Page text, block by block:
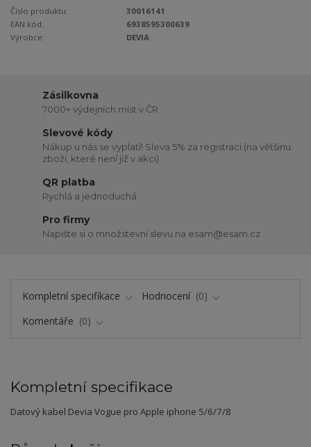
Číslo produktu:
30016141
EAN kód:
6938595300639
Výrobce:
DEVIA
Zásilkovna
7000+ výdejních míst v ČR
Slevové kódy
Nákup u nás se vyplatí! Sleva 5% za registraci (na většinu
zboží, které není již v akci)
QR platba
Rychlá a jednoduchá
Pro firmy
Napište si o množstevní slevu na esam@esam.cz
Kompletní specifikace Hodnocení
0
Komentáře
0
Kompletní specifikace
Datový kabel Devia Vogue pro Apple iphone 5/6/7/8